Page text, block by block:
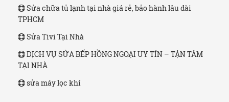
Sửa chữa tủ lạnh tại nhà giá rẻ, bảo hành lâu dài
TPHCM
Sửa Tivi Tại Nhà
DỊCH VỤ SỬA BẾP HỒNG NGOẠI UY TÍN – TẬN TÂM
TẠI NHÀ
sửa máy lọc khí